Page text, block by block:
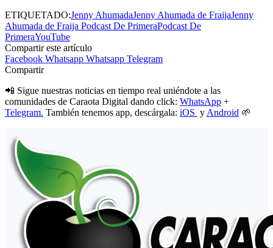
ETIQUETADO:Jenny AhumadaJenny Ahumada de FraijaJenny
Ahumada de Fraija Podcast De PrimeraPodcast De
PrimeraYouTube
Compartir este artículo
Facebook Whatsapp Whatsapp Telegram
Compartir
📲 Sigue nuestras noticias en tiempo real uniéndote a las
comunidades de Caraota Digital dando click: WhatsApp +
Telegram. También tenemos app, descárgala: iOS y Android 🌱